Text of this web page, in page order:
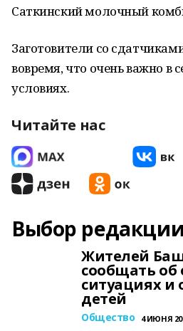
Саткинский молочный
Заготовители со
вовремя, что очень важно в
условиях.
Читайте нас
Выбор редакции
Жителей
сообщать об
ситуациях и
детей
Общество 4 ИЮНЯ